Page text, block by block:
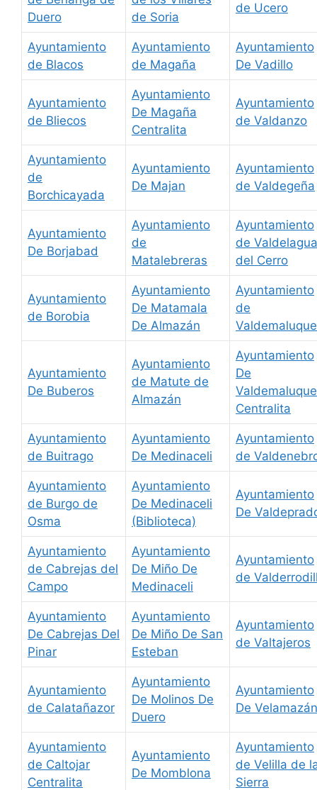
Duero
de Soria
de Ucero
Ayuntamiento
de Blacos
Ayuntamiento
de Magaña
Ayuntamiento
De Vadillo
Ayuntamiento
de Bliecos
Ayuntamiento
De Magaña
Centralita
Ayuntamiento
de Valdanzo
Ayuntamiento
de
Borchicayada
Ayuntamiento
De Majan
Ayuntamiento
de Valdegeña
Ayuntamiento
De Borjabad
Ayuntamiento
de
Matalebreras
Ayuntamiento
de Valdelagua
del Cerro
Ayuntamiento
de Borobia
Ayuntamiento
De Matamala
De Almazán
Ayuntamiento
de
Valdemaluque
Ayuntamiento
De Buberos
Ayuntamiento
de Matute de
Almazán
Ayuntamiento
De
Valdemaluque
Centralita
Ayuntamiento
de Buitrago
Ayuntamiento
De Medinaceli
Ayuntamiento
de
Ayuntamiento
de Burgo de
Osma
Ayuntamiento
De Medinaceli
(Biblioteca)
Ayuntamiento
De
Ayuntamiento
de Cabrejas del
Campo
Ayuntamiento
De Miño De
Medinaceli
Ayuntamiento
de
Ayuntamiento
De Cabrejas Del
Pinar
Ayuntamiento
De Miño De San
Esteban
Ayuntamiento
de Valtajeros
Ayuntamiento
de Calatañazor
Ayuntamiento
De Molinos De
Duero
Ayuntamiento
De Velamazán
Ayuntamiento
de Caltojar
Centralita
Ayuntamiento
De Momblona
Ayuntamiento
de Velilla de
Sierra